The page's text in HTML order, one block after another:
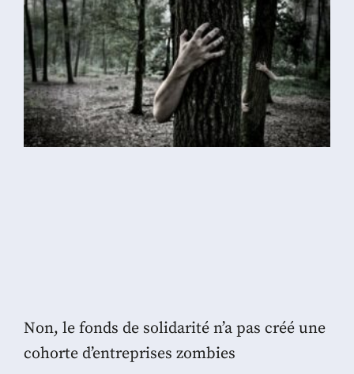
Non, le fonds de solidarité n’a pas créé une
cohorte d’entreprises zombies